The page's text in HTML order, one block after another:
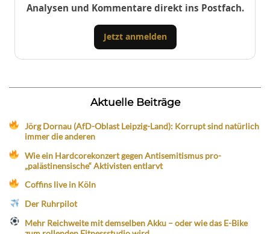
Analysen und Kommentare direkt ins Postfach.
Jetzt anmelden
Aktuelle Beiträge
Jörg Dornau (AfD-Oblast Leipzig-Land): Korrupt sind natürlich
immer die anderen
Wie ein Hardcorekonzert gegen Antisemitismus pro-
„palästinensische“ Aktivisten entlarvt
Coffins live in Köln
Der Ruhrpilot
Mehr Reichweite mit demselben Akku – oder wie das E-Bike